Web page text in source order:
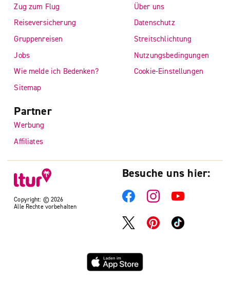
Copyright: © 2026
Alle Rechte vorbehalten
Zug zum Flug
Reiseversicherung
Gruppenreisen
Jobs
Wie melde ich Bedenken?
Sitemap
Über uns
Datenschutz
Streitschlichtung
Nutzungsbedingungen
Cookie-Einstellungen
Partner
Werbung
Affiliates
Besuche uns hier: